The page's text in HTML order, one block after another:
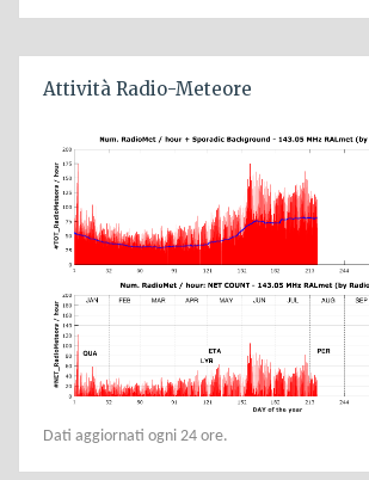
Attività Radio-Meteore
Dati aggiornati ogni 24 ore.